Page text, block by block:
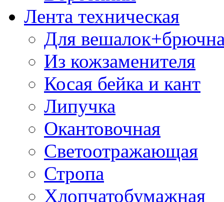
Лента техническая
Для
Из кожзаменителя
Косая бейка и кант
Липучка
Окантовочная
Светоотражающая
Стропа
Хлопчатобумажная